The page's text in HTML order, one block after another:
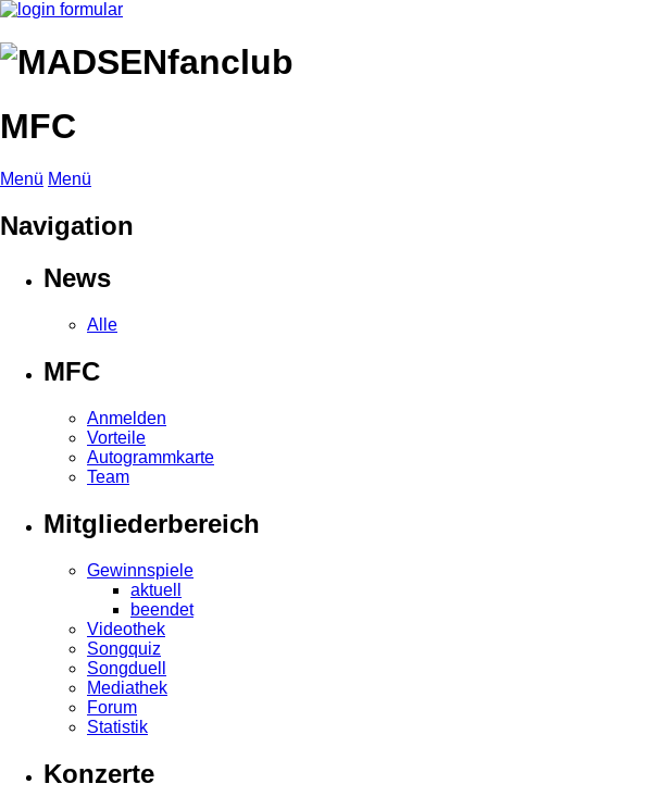
MFC
Menü Menü
Navigation
News
Alle
MFC
Anmelden
Vorteile
Autogrammkarte
Team
Mitgliederbereich
Gewinnspiele
aktuell
beendet
Videothek
Songquiz
Songduell
Mediathek
Forum
Statistik
Konzerte